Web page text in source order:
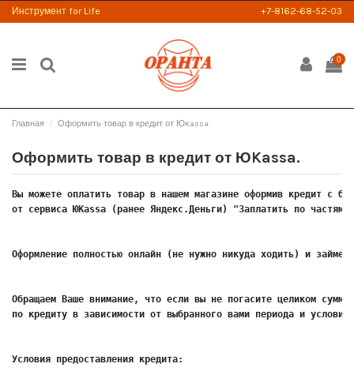
Инструмент for Life +7-8162-68-52-03
0
Главная Оформить товар в кредит от ЮKassa.
Оформить товар в кредит от ЮKassa.
Вы можете оплатить товар в нашем магазине оформив кредит с
от сервиса ЮKassa (ранее Яндекс.Деньги) "Заплатить по частям".
Оформление полностью онлайн (не нужно никуда ходить) и
Обращаем Ваше внимание, что если вы не погасите целиком
по кредиту в зависимости от выбранного вами периода и условий.
Условия предоставления кредита: